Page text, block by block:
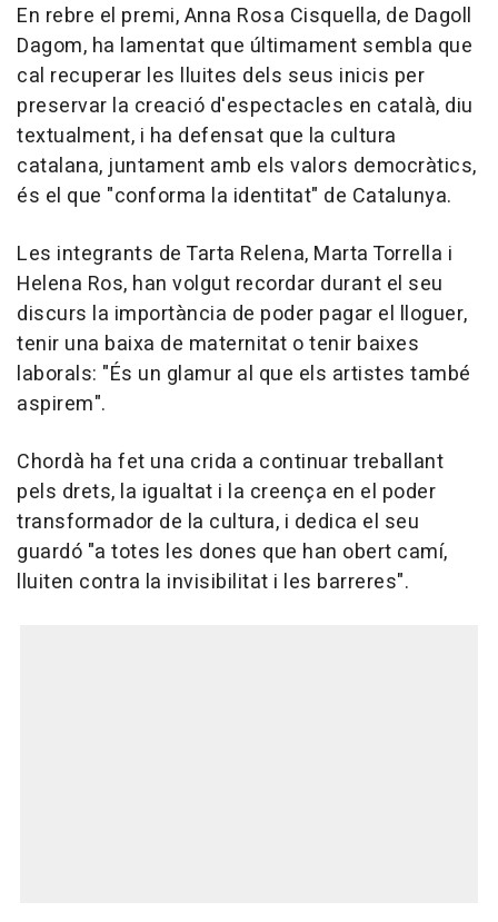
En rebre el premi, Anna Rosa Cisquella, de Dagoll
Dagom, ha lamentat que últimament sembla que
cal recuperar les lluites dels seus inicis per
preservar la creació d'espectacles en català, diu
textualment, i ha defensat que la cultura
catalana, juntament amb els valors democràtics,
és el que "conforma la identitat" de Catalunya.
Les integrants de Tarta Relena, Marta Torrella i
Helena Ros, han volgut recordar durant el seu
discurs la importància de poder pagar el lloguer,
tenir una baixa de maternitat o tenir baixes
laborals: "És un glamur al que els artistes també
aspirem".
Chordà ha fet una crida a continuar treballant
pels drets, la igualtat i la creença en el poder
transformador de la cultura, i dedica el seu
guardó "a totes les dones que han obert camí,
lluiten contra la invisibilitat i les barreres".